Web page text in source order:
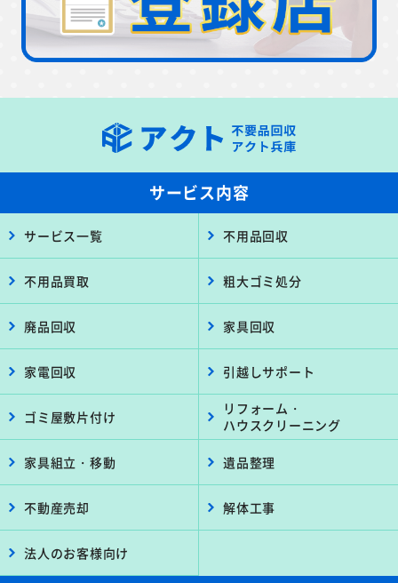
サービス内容
サービス一覧 不用品回収
不用品買取 粗大ゴミ処分
廃品回収 家具回収
家電回収 引越しサポート
ゴミ屋敷片付け
リフォーム・
ハウスクリーニング
家具組立・移動 遺品整理
不動産売却 解体工事
法人のお客様向け